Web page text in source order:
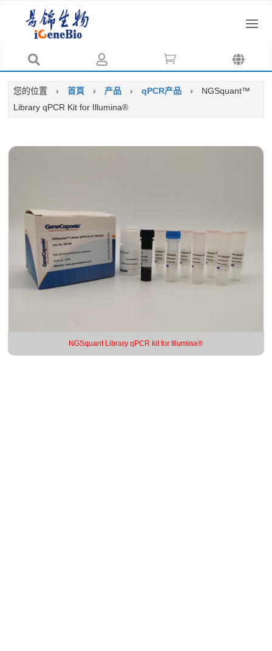
   
您的位置 › 首頁 › 产品 › qPCR产品 ›
NGSquant™
Library qPCR Kit for Illumina®
NGSquant Library qPCR kit for Illumina®